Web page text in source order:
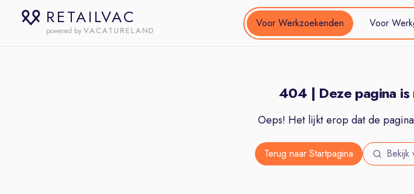
RETAILVAC
powered by VACATURELAND
Voor Werkzoekenden Voor
404 | Deze pagina
Oeps! Het lijkt erop dat de
Terug naar Startpagina Bekijk